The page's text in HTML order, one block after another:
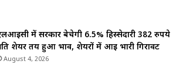
में सरकार बेचेगी 6.5% हिस्सेदारी 382 रुपये
शेयर तय हुआ भाव, शेयरों में आई भारी गिरावट
August 4, 2026